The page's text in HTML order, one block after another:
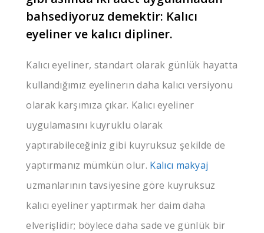
bahsediyoruz demektir: Kalıcı
eyeliner ve kalıcı dipliner.
Kalıcı eyeliner, standart olarak günlük hayatta
kullandığımız eyelinerın daha kalıcı versiyonu
olarak karşımıza çıkar. Kalıcı eyeliner
uygulamasını kuyruklu olarak
yaptırabileceğiniz gibi kuyruksuz şekilde de
yaptırmanız mümkün olur. Kalıcı makyaj
uzmanlarının tavsiyesine göre kuyruksuz
kalıcı eyeliner yaptırmak her daim daha
elverişlidir; böylece daha sade ve günlük bir